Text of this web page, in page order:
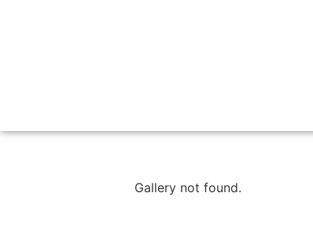
Gallery not found.